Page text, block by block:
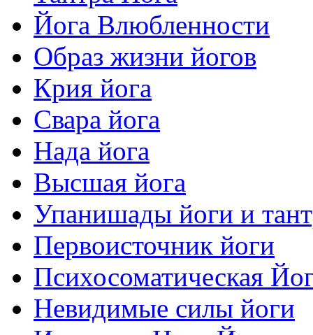
Йога Влюбленности
Образ жизни йогов
Крия йога
Свара йога
Нада йога
Высшая йога
Упанишады йоги и
Первоисточник йоги
Психосоматическая
Невидимые силы йоги